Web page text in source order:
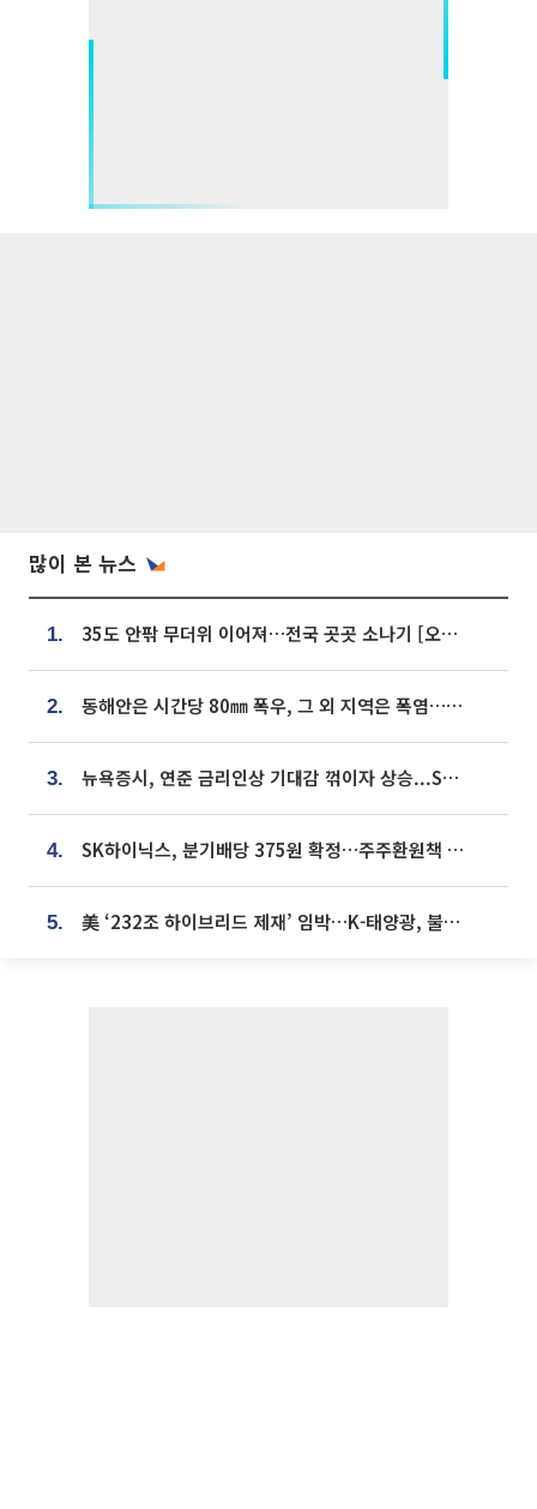
많이 본 뉴스
1. 35도 안팎 무더위 이어져…전국 곳곳 소나기 [오늘 날씨]
2. 동해안은 시간당 80㎜ 폭우, 그 외 지역은 폭염…‘극과 극 날씨’
3. 뉴욕증시, 연준 금리인상 기대감 꺾이자 상승...S&P500 사상 최고치 [종합]
4. SK하이닉스, 분기배당 375원 확정…주주환원책 9월로 앞당겨 발표
5. 美 ‘232조 하이브리드 제재’ 임박…K-태양광, 불확실성 털고 날개 다나